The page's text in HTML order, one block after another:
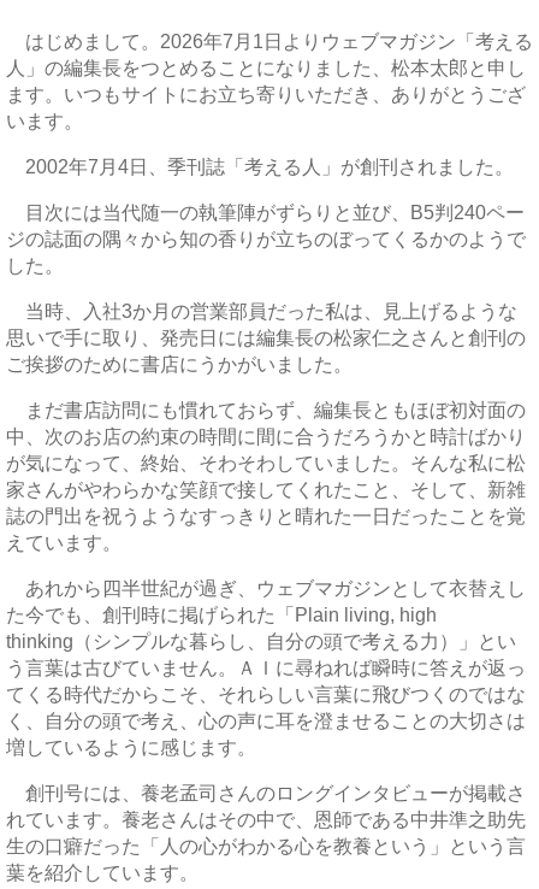
はじめまして。2026年7月1日よりウェブマガジン「考える
人」の編集長をつとめることになりました、松本太郎と申し
ます。いつもサイトにお立ち寄りいただき、ありがとうござ
います。
2002年7月4日、季刊誌「考える人」が創刊されました。
目次には当代随一の執筆陣がずらりと並び、B5判240ペー
ジの誌面の隅々から知の香りが立ちのぼってくるかのようで
した。
当時、入社3か月の営業部員だった私は、見上げるような
思いで手に取り、発売日には編集長の松家仁之さんと創刊の
ご挨拶のために書店にうかがいました。
まだ書店訪問にも慣れておらず、編集長ともほぼ初対面の
中、次のお店の約束の時間に間に合うだろうかと時計ばかり
が気になって、終始、そわそわしていました。そんな私に松
家さんがやわらかな笑顔で接してくれたこと、そして、新雑
誌の門出を祝うようなすっきりと晴れた一日だったことを覚
えています。
あれから四半世紀が過ぎ、ウェブマガジンとして衣替えし
た今でも、創刊時に掲げられた「Plain living, high
thinking（シンプルな暮らし、自分の頭で考える力）」とい
う言葉は古びていません。ＡＩに尋ねれば瞬時に答えが返っ
てくる時代だからこそ、それらしい言葉に飛びつくのではな
く、自分の頭で考え、心の声に耳を澄ませることの大切さは
増しているように感じます。
創刊号には、養老孟司さんのロングインタビューが掲載さ
れています。養老さんはその中で、恩師である中井準之助先
生の口癖だった「人の心がわかる心を教養という」という言
葉を紹介しています。